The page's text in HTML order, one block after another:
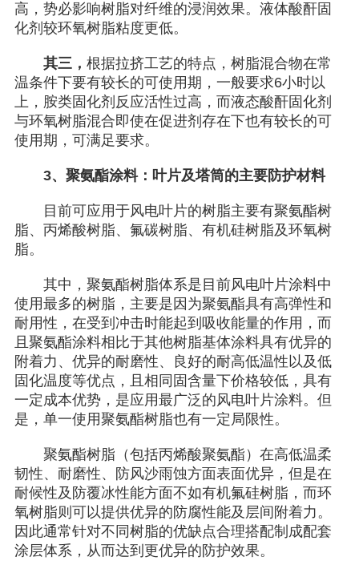
高，势必影响树脂对纤维的浸润效果。液体酸酐固
化剂较环氧树脂粘度更低。
其三， 根据拉挤工艺的特点，树脂混合物在常
温条件下要有较长的可使用期，一般要求6小时以
上，胺类固化剂反应活性过高，而液态酸酐固化剂
与环氧树脂混合即使在促进剂存在下也有较长的可
使用期，可满足要求。
3、聚氨酯涂料：叶片及塔筒的主要防护材料
目前可应用于风电叶片的树脂主要有聚氨酯树
脂、丙烯酸树脂、氟碳树脂、有机硅树脂及环氧树
脂。
其中，聚氨酯树脂体系是目前风电叶片涂料中
使用最多的树脂，主要是因为聚氨酯具有高弹性和
耐用性，在受到冲击时能起到吸收能量的作用，而
且聚氨酯涂料相比于其他树脂基体涂料具有优异的
附着力、优异的耐磨性、良好的耐高低温性以及低
固化温度等优点，且相同固含量下价格较低，具有
一定成本优势，是应用最广泛的风电叶片涂料。但
是，单一使用聚氨酯树脂也有一定局限性。
聚氨酯树脂（包括丙烯酸聚氨酯）在高低温柔
韧性、耐磨性、防风沙雨蚀方面表面优异，但是在
耐候性及防覆冰性能方面不如有机氟硅树脂，而环
氧树脂则可以提供优异的防腐性能及层间附着力。
因此通常针对不同树脂的优缺点合理搭配制成配套
涂层体系，从而达到更优异的防护效果。